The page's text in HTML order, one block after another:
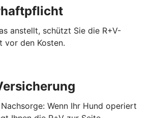
anstellt, schützt Sie die R+V-
vor den Kosten.
Wenn Ihr Hund operiert